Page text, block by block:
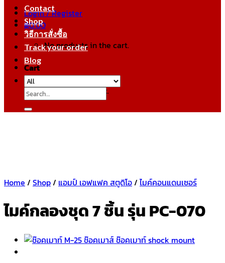
Login / Register
฿0.00
No products in the cart.
Cart
No products in the cart.
Contact
Shop
วิธีการสั่งซื้อ
Track your order
Blog
Search
for:
Home / Shop/ แอมป์ เอฟแฟค สตูดิโอ/ ไมค์คอนแดนเซอร์
ไมค์กลองชุด 7 ชิ้น รุ่น PC-070